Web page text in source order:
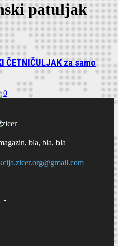
patuljak
ČETNIČULJAK za samo
0
bla, bla, bla